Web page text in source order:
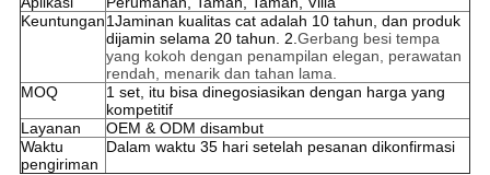
Keuntungan1Jaminan kualitas cat adalah 10 tahun, dan produk
dijamin selama 20 tahun. 2.Gerbang besi tempa
yang kokoh dengan penampilan elegan, perawatan
rendah, menarik dan tahan lama.
MOQ
1 set, itu bisa dinegosiasikan dengan harga yang
kompetitif
Layanan
OEM & ODM disambut
Waktu
pengiriman
Dalam waktu 35 hari setelah pesanan dikonfirmasi